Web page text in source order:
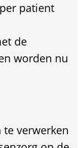
patient
de
worden nu
verwerken